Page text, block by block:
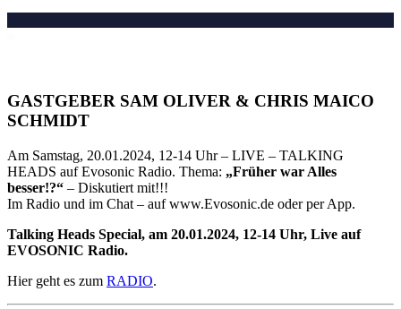
GASTGEBER SAM OLIVER & CHRIS MAICO
SCHMIDT
Am Samstag, 20.01.2024, 12-14 Uhr – LIVE – TALKING
HEADS auf Evosonic Radio. Thema: „Früher war Alles
besser!?“ – Diskutiert mit!!!
Im Radio und im Chat – auf www.Evosonic.de oder per App.
Talking Heads Special, am 20.01.2024, 12-14 Uhr, Live auf
EVOSONIC Radio.
Hier geht es zum RADIO.